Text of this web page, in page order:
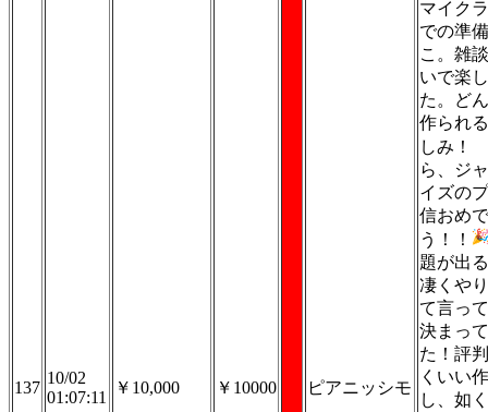
137
10/02
01:07:11
￥10,000 ￥10000 ピアニッシモ
マイク
での準
こ。雑
いで楽
た。ど
作られ
しみ！
ら、ジ
イズの
信おめ
う！！
題が出
凄くや
て言っ
決まっ
た！評
くいい
し、如